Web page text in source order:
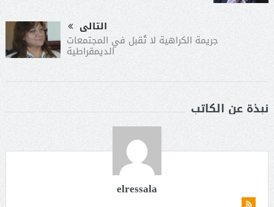
التالى
جريمة الكراهية لا تُقبل في المجتمعات
الديمقراطية
نبذة عن الكاتب
elressala